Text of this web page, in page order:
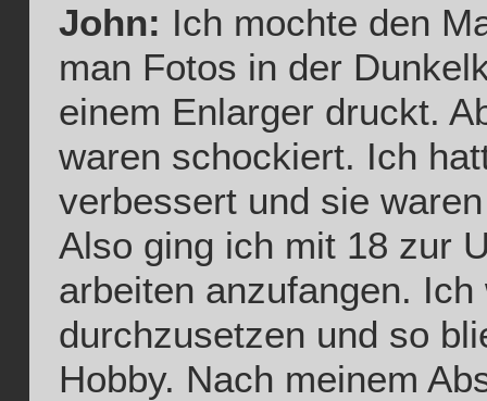
John: Ich mochte den
man Fotos in der
einem Enlarger druckt.
waren schockiert. Ich
verbessert und sie
Also ging ich mit 18 zur
arbeiten anzufangen.
durchzusetzen und so
Hobby. Nach meinem